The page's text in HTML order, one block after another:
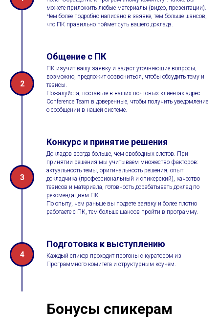
можете приложить любые материалы (видео, презентации).
Чем более подробно написано в заявке, тем больше шансов,
что ПК правильно поймет суть вашего доклада.
2
Общение с ПК
ПК изучит вашу заявку и задаст уточняющие вопросы,
возможно, предложит созвониться, чтобы обсудить тему и
тезисы.
Пожалуйста, поставьте в ваших почтовых клиентах адрес
Conference Team в доверенные, чтобы получить уведомление
о сообщении в нашей системе.
3
Конкурс и принятие решения
Докладов всегда больше, чем свободных слотов. При
принятии решения мы учитываем множество факторов:
актуальность темы, оригинальность решения, опыт
докладчика (профессиональный и спикерский), качество
тезисов и материала, готовность дорабатывать доклад по
рекомендациям ПК.
По опыту, чем раньше вы подаете заявку и более плотно
работаете с ПК, тем больше шансов пройти в программу.
4
Подготовка к выступлению
Каждый спикер проходит прогоны с куратором из
Программного комитета и структурным коучем.
Бонусы спикерам